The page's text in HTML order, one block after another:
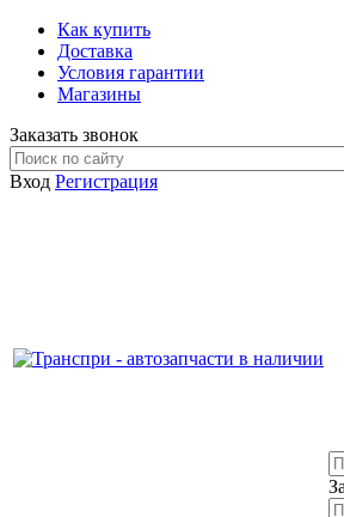
Как купить
Доставка
Условия гарантии
Магазины
Заказать звонок
Вход Регистрация